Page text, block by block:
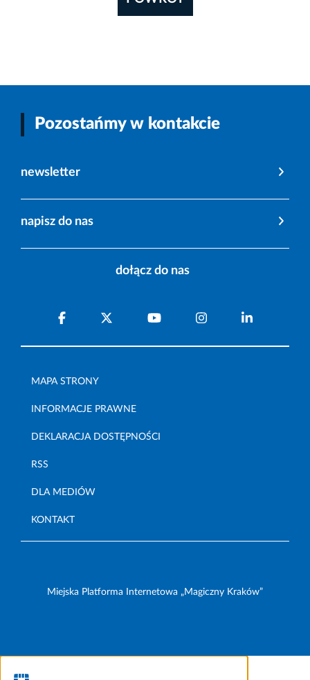
Pozostańmy w kontakcie
newsletter
napisz do nas
dołącz do nas
MAPA STRONY
INFORMACJE PRAWNE
DEKLARACJA DOSTĘPNOŚCI
RSS
DLA MEDIÓW
KONTAKT
Miejska Platforma Internetowa „Magiczny Kraków”